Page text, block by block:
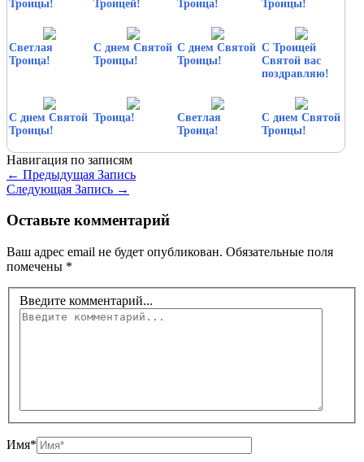
Троицы!
Троицей!
Троица!
Троицы!
Светлая
Троица!
С днем Святой
Троицы!
С днем Святой
Троицы!
С Троицей
Святой вас
поздравляю!
С днем Святой
Троицы!
Троица!
Светлая
Троица!
С днем Святой
Троицы!
Навигация по записям
← Предыдущая Запись
Следующая Запись →
Оставьте комментарий
Ваш адрес email не будет опубликован. Обязательные поля
помечены *
Введите комментарий...
Имя*